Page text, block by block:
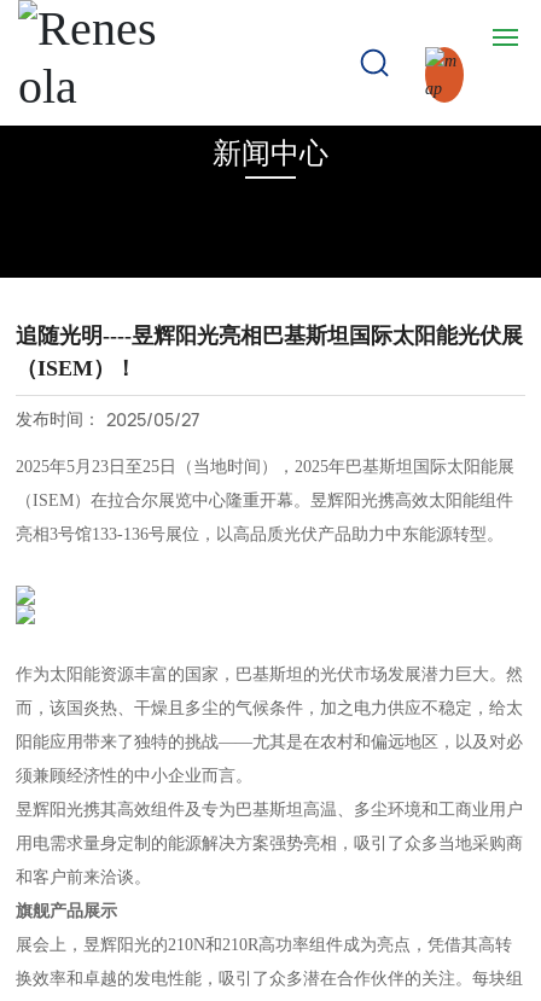
储能
分布式系统
服务与支持
新闻中心
关于我们
新闻中心
追随光明----昱辉阳光亮相巴基斯坦国际太阳能光伏展
（ISEM）！
发布时间： 2025/05/27
2025年5月23日至25日（当地时间），2025年巴基斯坦国际太阳能展
（ISEM）在拉合尔展览中心隆重开幕。昱辉阳光携高效太阳能组件
亮相3号馆133-136号展位，以高品质光伏产品助力中东能源转型。
作为太阳能资源丰富的国家，巴基斯坦的光伏市场发展潜力巨大。然
而，该国炎热、干燥且多尘的气候条件，加之电力供应不稳定，给太
阳能应用带来了独特的挑战——尤其是在农村和偏远地区，以及对必
须兼顾经济性的中小企业而言。
昱辉阳光携其高效组件及专为巴基斯坦高温、多尘环境和工商业用户
用电需求量身定制的能源解决方案强势亮相，吸引了众多当地采购商
和客户前来洽谈。
旗舰产品展示
展会上，昱辉阳光的210N和210R高功率组件成为亮点，凭借其高转
换效率和卓越的发电性能，吸引了众多潜在合作伙伴的关注。每块组